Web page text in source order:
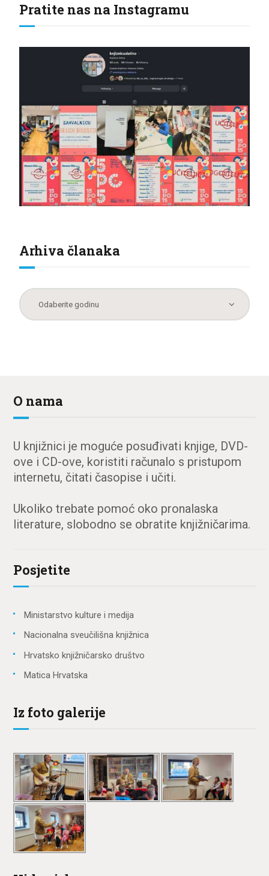
Pratite nas na Instagramu
Arhiva članaka
O nama
U knjižnici je moguće posuđivati knjige, DVD-
ove i CD-ove, koristiti računalo s pristupom
internetu, čitati časopise i učiti.
Ukoliko trebate pomoć oko pronalaska
literature, slobodno se obratite knjižničarima.
Posjetite
Ministarstvo kulture i medija
Nacionalna sveučilišna knjižnica
Hrvatsko knjižničarsko društvo
Matica Hrvatska
Iz foto galerije